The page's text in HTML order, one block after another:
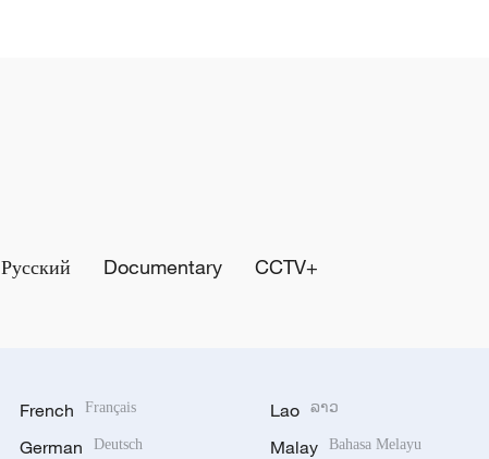
Русский Documentary CCTV+
French Français
German Deutsch
Lao ລາວ
Malay Bahasa Melayu